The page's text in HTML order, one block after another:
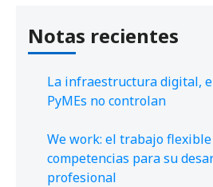
Notas recientes
La infraestructura digital,
PyMEs no controlan
We work: el trabajo
competencias para su
profesional